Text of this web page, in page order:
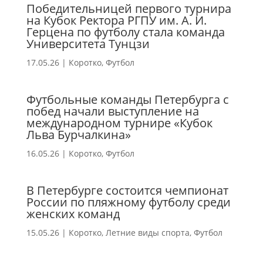
Победительницей первого турнира
на Кубок Ректора РГПУ им. А. И.
Герцена по футболу стала команда
Университета Тунцзи
17.05.26| Коротко, Футбол
Футбольные команды Петербурга с
побед начали выступление на
международном турнире «Кубок
Льва Бурчалкина»
16.05.26| Коротко, Футбол
В Петербурге состоится чемпионат
России по пляжному футболу среди
женских команд
15.05.26| Коротко, Летние виды спорта, Футбол